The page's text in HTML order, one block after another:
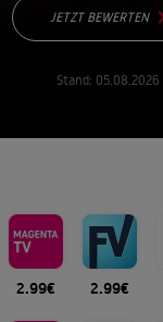
JETZT BEWERTEN
Stand: 05.08.2026
2.99€ 2.99€